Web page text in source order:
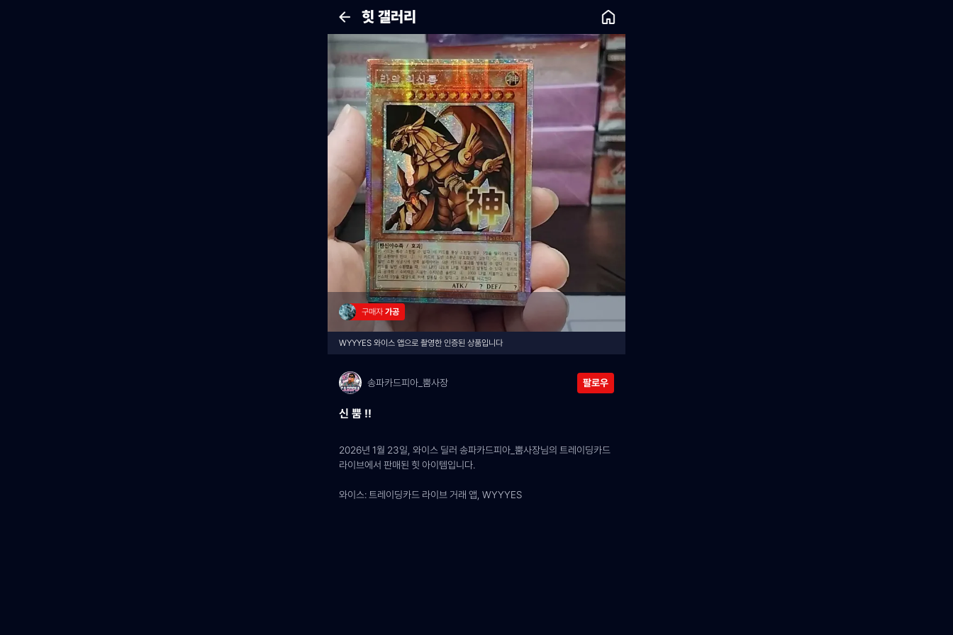
힛 갤러리
구매자 가공
WYYYES 와이스 앱으로 촬영한 인증된 상품입니다
송파카드피아_뿜사장 팔로우
신 뿜 !!
2026년 1월 23일, 와이스 딜러 송파카드피아_뿜사장님의 트레이딩카드
라이브에서 판매된 힛 아이템입니다.
와이스: 트레이딩카드 라이브 거래 앱, WYYYES